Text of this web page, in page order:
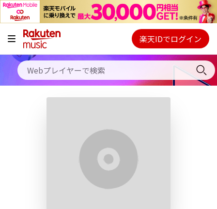
キャンペーン
料金プラン
使い方
Webプレイヤー
ご契約内容の確認・変更
楽天IDでログイン